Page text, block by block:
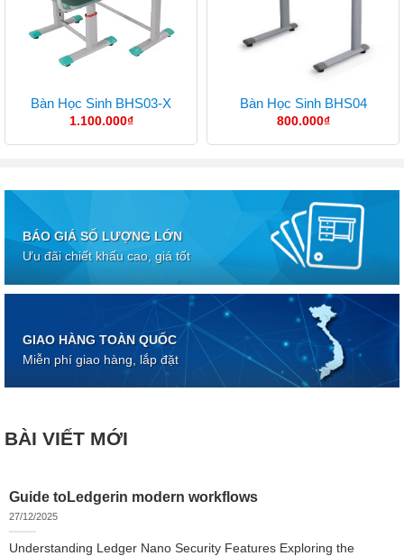
Bàn Học Sinh BHS03-X
1.100.000₫
Bàn Học Sinh BHS04
800.000₫
BÁO GIÁ SỐ LƯỢNG LỚN
Ưu đãi chiết khấu cao, giá tốt
GIAO HÀNG TOÀN QUỐC
Miễn phí giao hàng, lắp đặt
BÀI VIẾT MỚI
Guide toLedgerin modern workflows
27/12/2025
Understanding Ledger Nano Security Features Exploring the